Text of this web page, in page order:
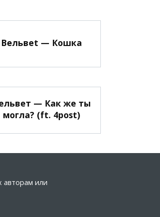
Вельвеt — Кошка
— Как же ты
могла? (ft. 4post)
авторам или